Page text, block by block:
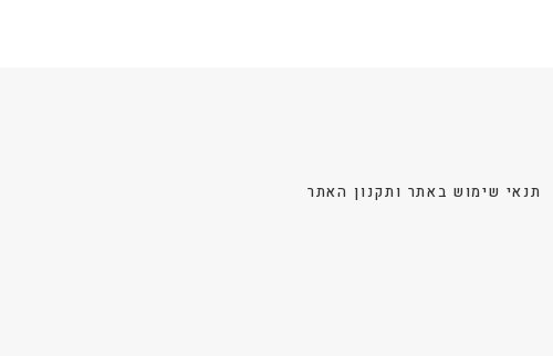
תנאי שימוש באתר ותקנון האתר